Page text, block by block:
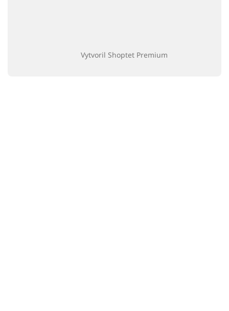
Vytvoril Shoptet Premium